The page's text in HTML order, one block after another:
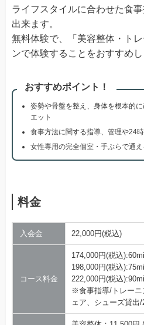
ライフスタイルに合わせた食
出来ます。
無料体験で、「美容整体・ト
ンで体験することをおすすめし
おすすめポイント！
姿勢や骨盤を整え、身体を根本的
エット
食事方法に関する指導、管理や24
女性専用の完全個室・手ぶらで通え
料金
入会金 22,000円(税込)
コース料金
174,000円(税込
198,000円(税込
222,000円(税込
※食事指導/トレーニ
ェア、シューズ貸出